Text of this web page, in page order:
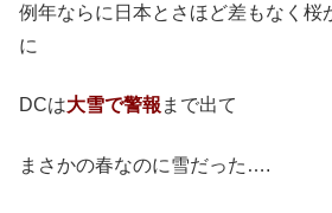
例年ならに日本とさほど差もなく桜
に
DCは大雪で警報 まで出て
まさかの春なのに雪だった….